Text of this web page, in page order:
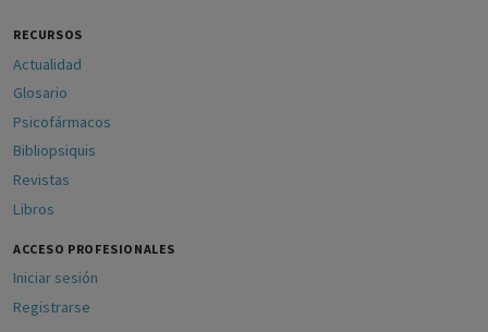
RECURSOS
Actualidad
Glosario
Psicofármacos
Bibliopsiquis
Revistas
Libros
ACCESO PROFESIONALES
Iniciar sesión
Registrarse